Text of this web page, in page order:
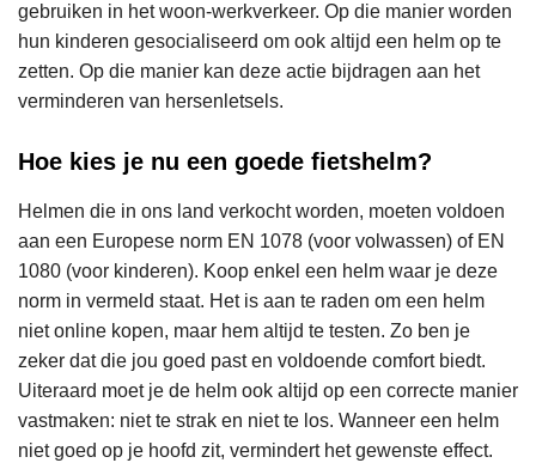
gebruiken in het woon-werkverkeer. Op die manier worden
hun kinderen gesocialiseerd om ook altijd een helm op te
zetten. Op die manier kan deze actie bijdragen aan het
verminderen van hersenletsels.
Hoe kies je nu een goede fietshelm?
Helmen die in ons land verkocht worden, moeten voldoen
aan een Europese norm EN 1078 (voor volwassen) of EN
1080 (voor kinderen). Koop enkel een helm waar je deze
norm in vermeld staat. Het is aan te raden om een helm
niet online kopen, maar hem altijd te testen. Zo ben je
zeker dat die jou goed past en voldoende comfort biedt.
Uiteraard moet je de helm ook altijd op een correcte manier
vastmaken: niet te strak en niet te los. Wanneer een helm
niet goed op je hoofd zit, vermindert het gewenste effect.